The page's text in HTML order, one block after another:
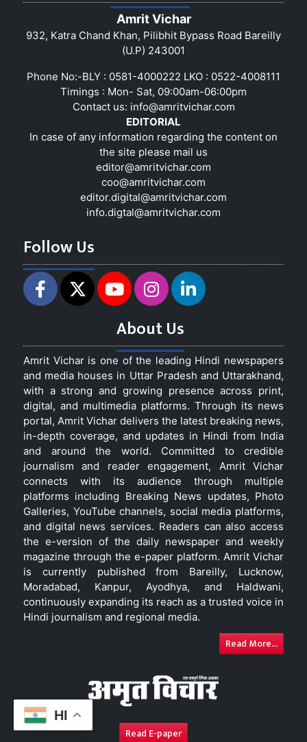
HI
Amrit Vichar
932, Katra Chand Khan, Pilibhit Bypass Road Bareilly
(U.P) 243001
Phone No:-BLY : 0581-4000222 LKO : 0522-4008111
Timings : Mon- Sat, 09:00am-06:00pm
Contact us: info@amritvichar.com
EDITORIAL
In case of any information regarding the content on
the site please mail us
editor@amritvichar.com
coo@amritvichar.com
editor.digital@amritvichar.com
info.digtal@amritvichar.com
Follow Us
About Us
Amrit Vichar is one of the leading Hindi newspapers
and media houses in Uttar Pradesh and Uttarakhand,
with a strong and growing presence across print,
digital, and multimedia platforms. Through its news
portal, Amrit Vichar delivers the latest breaking news,
in-depth coverage, and updates in Hindi from India
and around the world. Committed to credible
journalism and reader engagement, Amrit Vichar
connects with its audience through multiple
platforms including Breaking News updates, Photo
Galleries, YouTube channels, social media platforms,
and digital news services. Readers can also access
the e-version of the daily newspaper and weekly
magazine through the e-paper platform. Amrit Vichar
is currently published from Bareilly, Lucknow,
Moradabad, Kanpur, Ayodhya, and Haldwani,
continuously expanding its reach as a trusted voice in
Hindi journalism and regional media.
Read More...
Read E-paper